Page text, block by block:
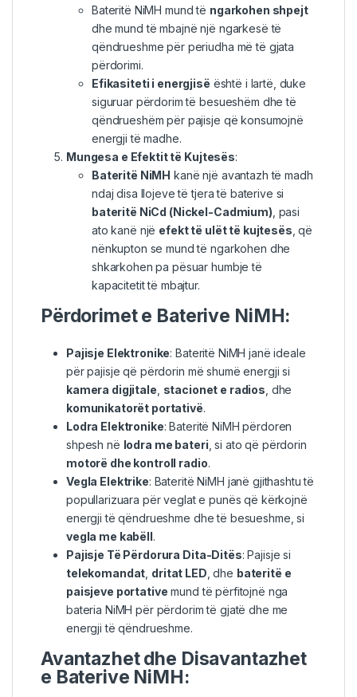
Bateritë NiMH mund të ngarkohen shpejt
dhe mund të mbajnë një ngarkesë të
qëndrueshme për periudha më të gjata
përdorimi.
Efikasiteti i energjisë është i lartë, duke
siguruar përdorim të besueshëm dhe të
qëndrueshëm për pajisje që konsumojnë
energji të madhe.
Mungesa e Efektit të Kujtesës:
Bateritë NiMH kanë një avantazh të madh
ndaj disa llojeve të tjera të baterive si
bateritë NiCd (Nickel-Cadmium) , pasi
ato kanë një efekt të ulët të kujtesës , që
nënkupton se mund të ngarkohen dhe
shkarkohen pa pësuar humbje të
kapacitetit të mbajtur.
Përdorimet e Baterive NiMH:
Pajisje Elektronike: Bateritë NiMH janë ideale
për pajisje që përdorin më shumë energji si
kamera digjitale stacionet e radios , dhe
komunikatorët portativë.
Lodra Elektronike: Bateritë NiMH përdoren
shpesh në lodra me bateri , si ato që përdorin
motorë dhe kontroll radio.
Vegla Elektrike: Bateritë NiMH janë gjithashtu të
popullarizuara për veglat e punës që kërkojnë
energji të qëndrueshme dhe të besueshme, si
vegla me kabëll.
Pajisje Të Përdorura Dita-Ditës: Pajisje si
telekomandat dritat LED , dhe bateritë e
paisjeve portative mund të përfitojnë nga
bateria NiMH për përdorim të gjatë dhe me
energji të qëndrueshme.
Avantazhet dhe Disavantazhet
e Baterive NiMH: